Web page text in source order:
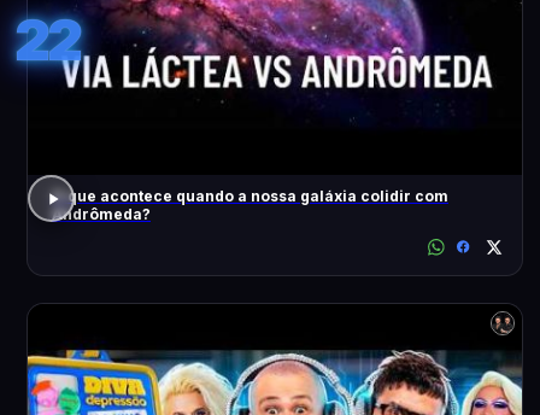
22
O que acontece quando a nossa galáxia colidir com
Andrômeda?